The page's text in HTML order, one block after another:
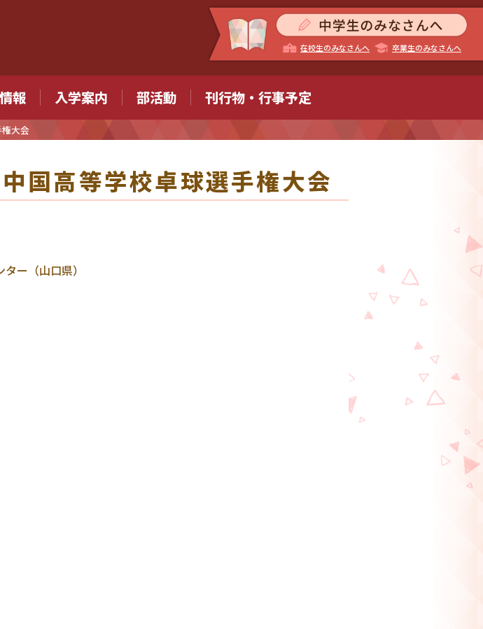
在校生のみなさんへ 卒業生のみなさんへ
報 入学案内 部活動 刊行物・行事予定
大会
国高等学校卓球選手権大会
ー（山口県）